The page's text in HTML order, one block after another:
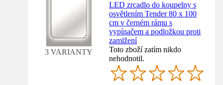
3 VARIANTY
LED zrcadlo do koupelny s
osvětlením Tender 80 x 100
cm v černém rámu s
vypínačem a podložkou proti
zamlžení
Toto zboží zatím nikdo
nehodnotil.